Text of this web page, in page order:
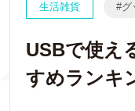
生活雑貨 グ
USBで使え
すめランキ